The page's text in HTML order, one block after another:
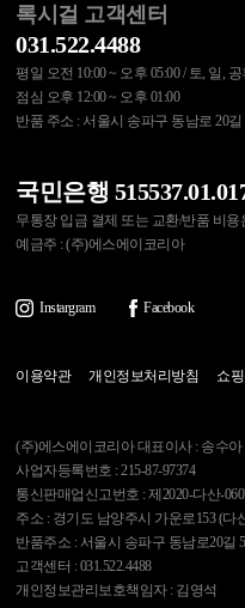
록시걸 고객센터
031.522.4488
평일 오전 10:00 ~ 오후 05:00 / 토, 일,
점심 오후 12:00 ~ 오후 01:00
반품 주소 : 서울시 송파구 동남로 20
국민은행
무통장 입금 결제 또는 교환/반품 비
예금주 : (주)에스에이코리아
Instargram Facebook
이용약관 개인정보처리방침 쇼
(주)에스에이코리아 대표이사 : 송수아
사업자등록번호 : 215-87-97374
통신판매업신고번호 : 제2020-다산-
주소 : 경기도 남양주시 가운로153 (다
반품주소 : 서울시 송파구 동남로20길
고객센터 : 031.522.4488
개인정보관리보호책임자 : 김영석